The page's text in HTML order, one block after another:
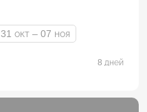
31 окт – 07 ноя
8 дней